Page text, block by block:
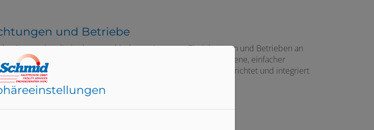
und Betriebe
Ansprüche, die in den verschiedenen Arten von Einrichtungen und Betrieben an
und in der Betreuung
bieten ein hohes Maß an Hygiene, einfacher
und Funktion speziell auf die Benutzung durch Kinder ausgerichtet und integriert
Sanitärkonzepte.